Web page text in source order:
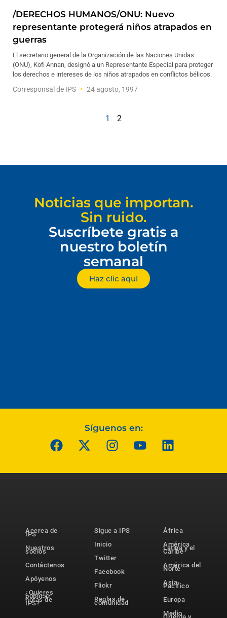
/DERECHOS HUMANOS/ONU: Nuevo
representante protegerá niños atrapados en
guerras
El secretario general de la Organización de las Naciones Unidas
(ONU), Kofi Annan, designó a un Representante Especial para proteger
los derechos e intereses de los niños atrapados en conflictos bélicos.
Corresponsal de IPS 24 agosto, 1997
1 2
Noticias que importan.
Sin ruido.
Suscríbete gratis a
nuestro boletín
semanal
Haz clic aquí
Síguenos en:
Acerca de
IPS
Nuestros
socios
Contáctenos
Apóyenos
¿Quieres
publicar
notas de
IPS?
Sigue a IPS
Inicio
Twitter
Facebook
Flickr
Reglas de
comunidad
África
América
Latina y el
Caribe
América del
Norte
Asia-
Pacífico
Europa
Medio